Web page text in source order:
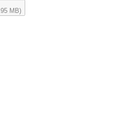
MB)